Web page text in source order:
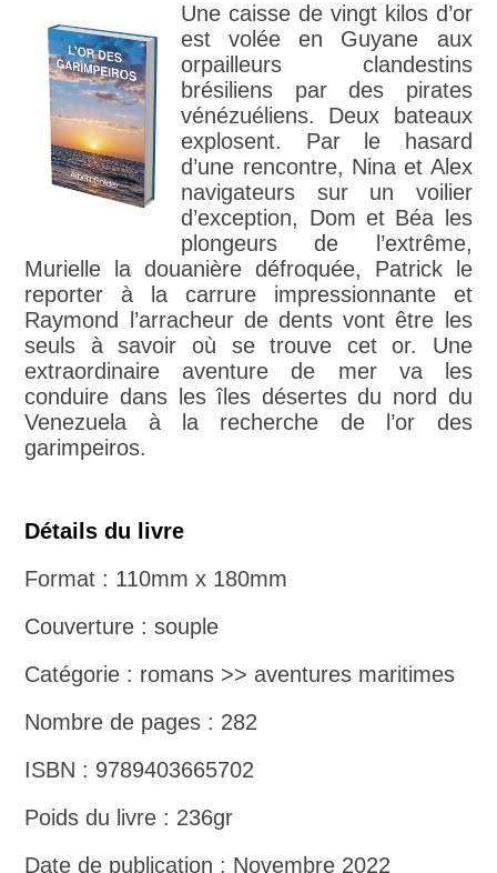
Une caisse de vingt kilos d’or
est volée en Guyane aux
orpailleurs clandestins
brésiliens par des pirates
vénézuéliens. Deux bateaux
explosent. Par le hasard
d’une rencontre, Nina et Alex
navigateurs sur un voilier
d’exception, Dom et Béa les
plongeurs de l’extrême,
Murielle la douanière défroquée, Patrick le
reporter à la carrure impressionnante et
Raymond l’arracheur de dents vont être les
seuls à savoir où se trouve cet or. Une
extraordinaire aventure de mer va les
conduire dans les îles désertes du nord du
Venezuela à la recherche de l’or des
garimpeiros.
Détails du livre
Format : 110mm x 180mm
Couverture : souple
Catégorie : romans >> aventures maritimes
Nombre de pages : 282
ISBN : 9789403665702
Poids du livre : 236gr
Date de publication : Novembre 2022